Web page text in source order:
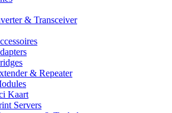
& Transceiver
& Repeater
Kaart
Servers